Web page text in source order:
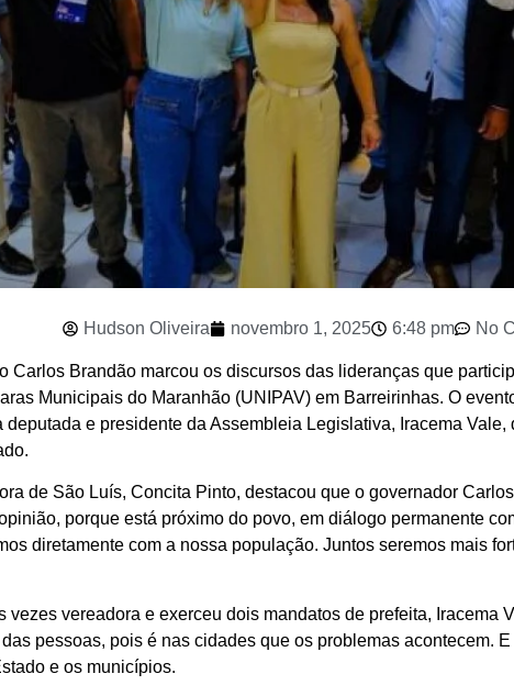
Hudson Oliveira novembro 1, 2025 6:48 pm No
Carlos Brandão marcou os discursos das lideranças que
Municipais do Maranhão (UNIPAV) em Barreirinhas. O
e presidente da Assembleia Legislativa, Iracema
de São Luís, Concita Pinto, destacou que o governador
porque está próximo do povo, em diálogo permanente
diretamente com a nossa população. Juntos seremos mais
vezes vereadora e exerceu dois mandatos de prefeita, Iracema
pessoas, pois é nas cidades que os problemas acontecem.
e os municípios.